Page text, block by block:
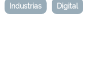
Industrias Digital